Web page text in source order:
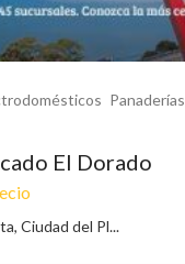
Panaderías
El Dorado
Ciudad del Pl...